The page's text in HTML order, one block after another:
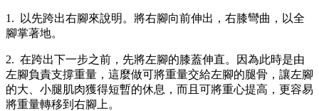
1. 以先跨出右腳來說明。將右腳向前伸出，右膝彎曲，以全
腳掌著地。
2. 在跨出下一步之前，先將左腳的膝蓋伸直。因為此時是由
左腳負責支撐重量，這麼做可將重量交給左腳的腿骨，讓左腳
的大、小腿肌肉獲得短暫的休息，而且可將重心提高，更容易
將重量轉移到右腳上。